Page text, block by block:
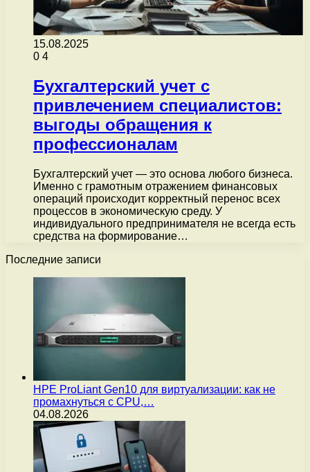
15.08.2025
0 4
Бухгалтерский учет с
привлечением специалистов:
выгоды обращения к
профессионалам
Бухгалтерский учет — это основа любого бизнеса.
Именно с грамотным отражением финансовых
операций происходит корректный перенос всех
процессов в экономическую среду. У
индивидуального предпринимателя не всегда есть
средства на формирование…
Последние записи
HPE ProLiant Gen10 для виртуализации: как не
промахнуться с CPU,…
04.08.2026